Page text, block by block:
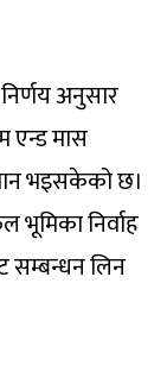
अनुसार
एन्ड मास
भइसकेको छ।
भूमिका निर्वाह
सम्बन्धन लिन